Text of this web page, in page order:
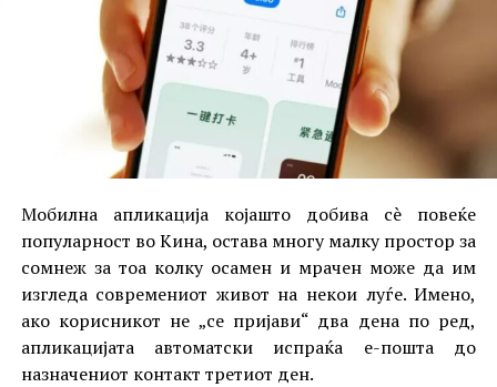
Мобилна апликација којашто добива сè повеќе
популарност во Кина, остава многу малку простор за
сомнеж за тоа колку осамен и мрачен може да им
изгледа современиот живот на некои луѓе. Имено,
ако корисникот не „се пријави“ два дена по ред,
апликацијата автоматски испраќа е-пошта до
назначениот контакт третиот ден.